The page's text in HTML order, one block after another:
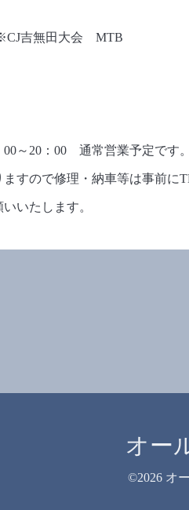
吉無田大会 MTB
00～20：00 通常営業予定です。
すので修理・納車等は事前に
いたします。
オー
©2026 オ